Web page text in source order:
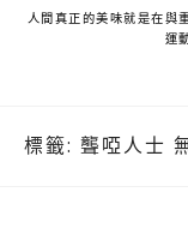
人間真正的美味就是在與
運
標籤: 聾啞人士